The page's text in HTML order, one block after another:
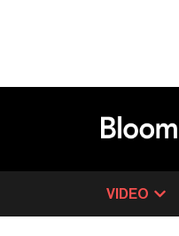
VIDEO